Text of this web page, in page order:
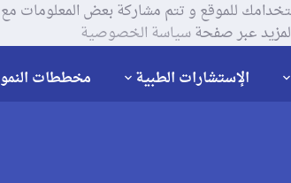
عبر صفحةسياسة الخصوصية
الإستشارات الطبية مخططات النمو